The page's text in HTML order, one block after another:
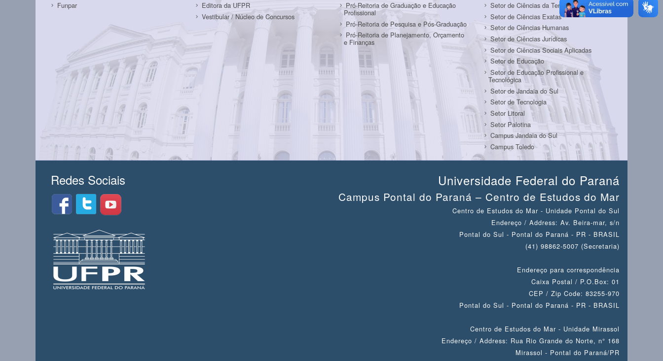
Funpar
Editora da UFPR
Vestibular / Núcleo de Concursos
Pró-Reitoria de Graduação e Educação
Profissional
Pró-Reitoria de Pesquisa e Pós-Graduação
Pró-Reitoria de Planejamento, Orçamento
e Finanças
Setor de Ciências da Terra
Setor de Ciências Exatas
Setor de Ciências Humanas
Setor de Ciências Jurídicas
Setor de Ciências Sociais Aplicadas
Setor de Educação
Setor de Educação Profissional e
Tecnológica
Setor de Jandaia do Sul
Setor de Tecnologia
Setor Litoral
Setor Palotina
Campus Jandaia do Sul
Campus Toledo
Redes Sociais Universidade Federal do Paraná
Campus Pontal do Paraná – Centro de Estudos do Mar
Centro de Estudos do Mar - Unidade Pontal do Sul
Endereço / Address: Av. Beira-mar, s/n
Pontal do Sul - Pontal do Paraná - PR - BRASIL
(41) 98862-5007 (Secretaria)
Endereço para correspondência
Caixa Postal / P.O.Box: 01
CEP / Zip Code: 83255-970
Pontal do Sul - Pontal do Paraná - PR - BRASIL
Centro de Estudos do Mar - Unidade Mirassol
Endereço / Address: Rua Rio Grande do Norte, n° 168
Mirassol - Pontal do Paraná/PR